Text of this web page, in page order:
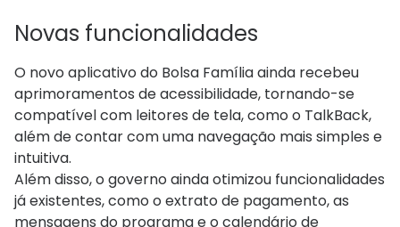
Novas funcionalidades
O novo aplicativo do Bolsa Família ainda recebeu
aprimoramentos de acessibilidade, tornando-se
compatível com leitores de tela, como o TalkBack,
além de contar com uma navegação mais simples e
intuitiva.
Além disso, o governo ainda otimizou funcionalidades
já existentes, como o extrato de pagamento, as
mensagens do programa e o calendário de